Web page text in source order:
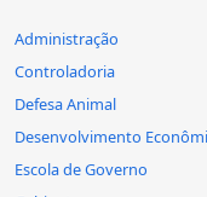
Administração
Controladoria
Defesa Animal
Desenvolvimento
Escola de Governo